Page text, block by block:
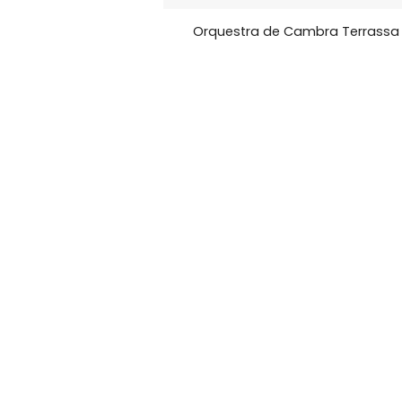
Orquestra de Cambra